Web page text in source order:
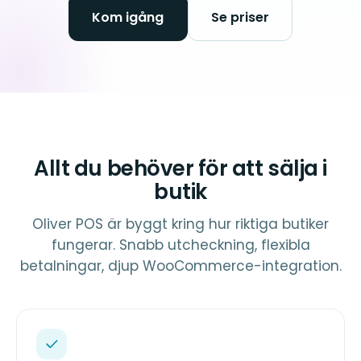
Kom igång Se priser
Allt du behöver för att sälja i
butik
Oliver POS är byggt kring hur riktiga butiker
fungerar. Snabb utcheckning, flexibla
betalningar, djup WooCommerce-integration.